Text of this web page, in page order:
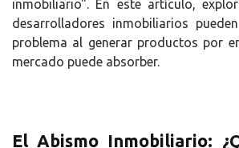
inmobiliario". En este artículo,
desarrolladores inmobiliarios
problema al generar productos por
mercado puede absorber.
El Abismo Inmobiliario: